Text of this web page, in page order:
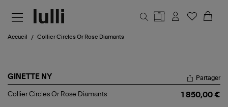
Accueil Collier Circles Or Rose Diamants
GINETTE NY
Collier
Partager
Collier Circles Or Rose Diamants 1 850,00 €